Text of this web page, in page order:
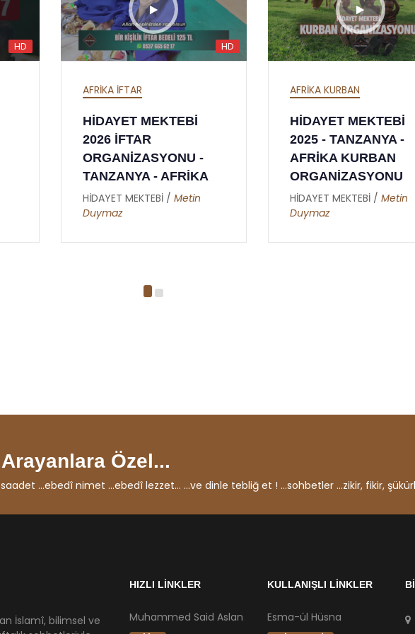
HD HD
AFRİKA KURBAN
HİDAYET MEKTEBİ
2025 - TANZANYA -
AFRİKA KURBAN
ORGANİZASYONU
HİDAYET MEKTEBİ /Metin
Duymaz
CANLI YAYIN
SÜNNETİ SENİYE
DÜNYA SAADETİNE
VESİLEDİR -
NUR SOHBETLERİ -
28.05.2024
HİDAYET MEKTEBİ /
Özel...
...ebedî nimet ...ebedî lezzet... ...ve dinle tebliğ et ! ...sohbetler ...zikir, fikir,
İslamî, bilimsel ve
HIZLI LİNKLER
Muhammed Said Aslan
KULLANIŞLI LİNKLER
Esma-ül Hüsna